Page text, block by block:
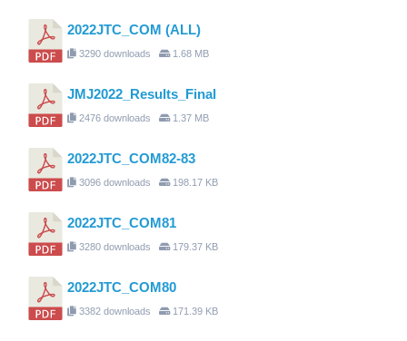
2022JTC_COM (ALL)
3290 downloads 1.68 MB
JMJ2022_Results_Final
2476 downloads 1.37 MB
2022JTC_COM82-83
3096 downloads 198.17 KB
2022JTC_COM81
3280 downloads 179.37 KB
2022JTC_COM80
3382 downloads 171.39 KB